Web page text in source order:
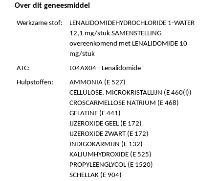
Over dit geneesmiddel
Werkzame stof:
LENALIDOMIDEHYDROCHLORIDE 1-WATER
12,1 mg/stuk SAMENSTELLING
overeenkomend met LENALIDOMIDE 10
mg/stuk
ATC:
L04AX04 - Lenalidomide
Hulpstoffen:
AMMONIA (E 527)
CELLULOSE, MICROKRISTALLIJN (E 460(i))
CROSCARMELLOSE NATRIUM (E 468)
GELATINE (E 441)
IJZEROXIDE GEEL (E 172)
IJZEROXIDE ZWART (E 172)
INDIGOKARMIJN (E 132)
KALIUMHYDROXIDE (E 525)
PROPYLEENGLYCOL (E 1520)
SCHELLAK (E 904)